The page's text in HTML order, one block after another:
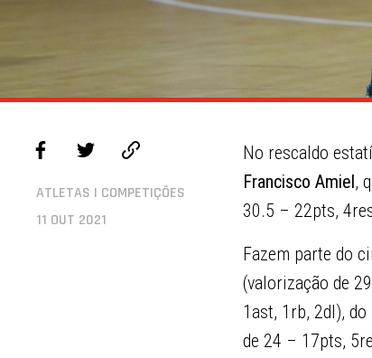
ATLETAS | COMPETIÇÕES
11 OUT 2021
No rescaldo
Francisco Amiel,
30.5 – 22pts,
Fazem parte do
(valorização de
1ast, 1rb, 2dl), do
de 24 – 17pts,